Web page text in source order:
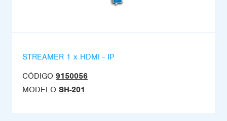
STREAMER 1 x HDMI - IP
CÓDIGO 9150056
MODELO SH-201